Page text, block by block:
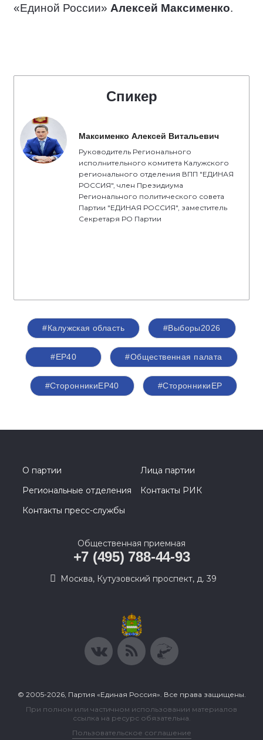
«Единой России» Алексей Максименко.
Спикер
Максименко Алексей Витальевич
Руководитель Регионального
исполнительного комитета Калужского
регионального отделения ВПП "ЕДИНАЯ
РОССИЯ", член Президиума
Регионального политического совета
Партии "ЕДИНАЯ РОССИЯ", заместитель
Секретаря РО Партии
#Калужская область #Выборы2026
#ЕР40 #Общественная палата
#СторонникиЕР40 #СторонникиЕР
О партии
Лица партии
Региональные отделения
Контакты РИК
Контакты пресс-службы
Общественная приемная
+7 (495) 788-44-93
Москва, Кутузовский проспект, д. 39
© 2005-2026, Партия «Единая Россия». Все права защищены.
При полном или частичном использовании материалов
ссылка на ресурс обязательна.
Пользовательское соглашение